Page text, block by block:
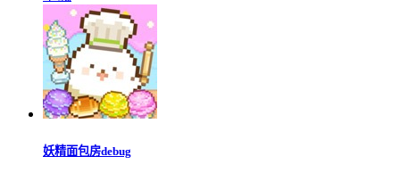
妖精面包房debug